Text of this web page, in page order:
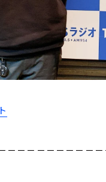
－－－－－－－－－